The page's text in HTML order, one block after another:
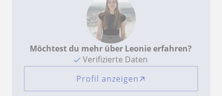
Möchtest du mehr über Leonie erfahren?
Verifizierte Daten
Profil anzeigen